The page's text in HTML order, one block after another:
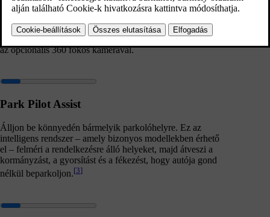
Parkoljon magabiztosan. Az első, hátsó és oldalsó nagy
így parkoláskor teljes tudatosságot biztosítanak. Lásson
minden szöget, és navigáljon könnyedén a szűk helyeken
az opcionális 360 fokos kamerával.
Park Pilot Assist
Álljon be könnyedén bármelyik parkolóhelyre. Ez az
intelligens rendszer – amely bizonyos modellekben érhető
el – felméri a rendelkezésre álló helyeket, majd átveszi a
kormányzást, a gyorsítást és a fékezést, hogy autója gond
nélkül beparkoljon.[3]